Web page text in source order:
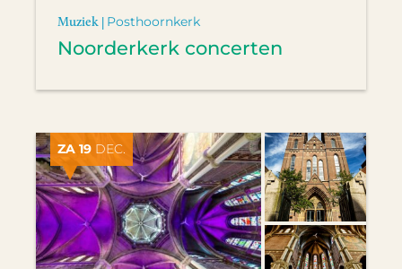
Muziek | Posthoornkerk
Noorderkerk concerten
ZA 19 DEC.